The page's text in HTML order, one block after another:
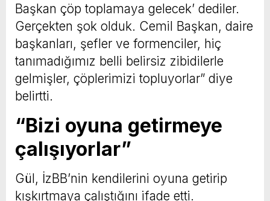
Başkan çöp toplamaya gelecek’ dediler.
Gerçekten şok olduk. Cemil Başkan, daire
başkanları, şefler ve formenciler, hiç
tanımadığımız belli belirsiz zibidilerle
gelmişler, çöplerimizi topluyorlar” diye
belirtti.
“Bizi oyuna getirmeye
çalışıyorlar”
Gül, İzBB’nin kendilerini oyuna getirip
kışkırtmaya çalıştığını ifade etti.